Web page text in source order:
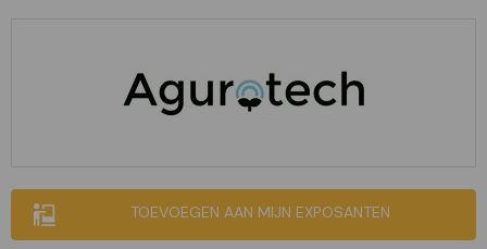
TOEVOEGEN AAN MIJN EXPOSANTEN